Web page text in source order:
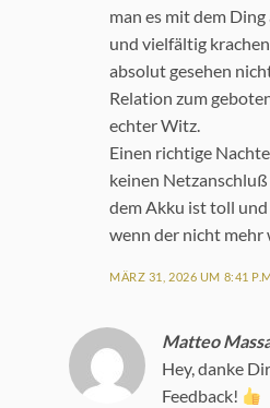
man es mit dem
und vielfältig
absolut gesehen
Relation zum
echter Witz.
Einen richtige
keinen
dem Akku ist toll und
wenn der nicht mehr
MÄRZ 31, 2026 UM 8:41
Matteo
Hey, danke
Feedback!